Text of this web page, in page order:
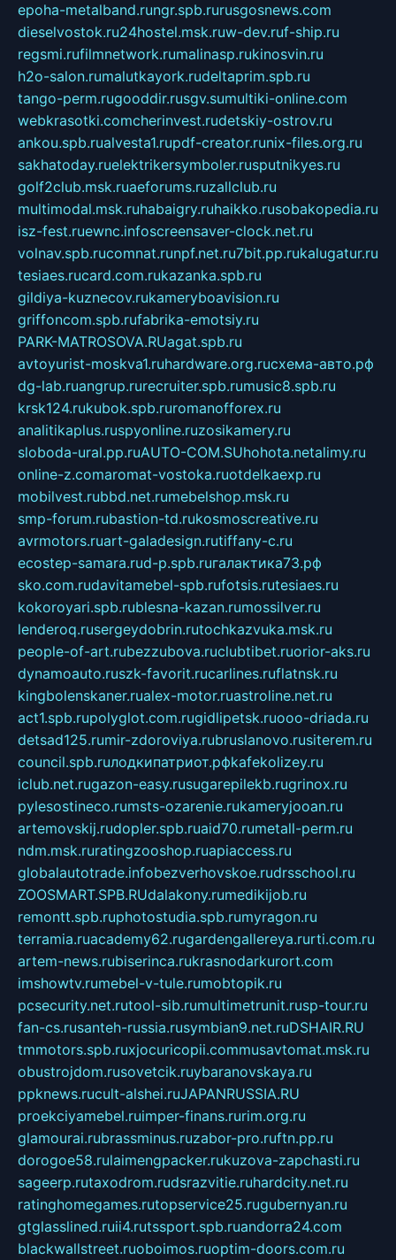
epoha-metalband.rungr.spb.rurusgosnews.com
dieselvostok.ru24hostel.msk.ruw-dev.ruf-ship.ru
regsmi.rufilmnetwork.rumalinasp.rukinosvin.ru
h2o-salon.rumalutkayork.rudeltaprim.spb.ru
tango-perm.rugooddir.rusgv.sumultiki-online.com
webkrasotki.comcherinvest.rudetskiy-ostrov.ru
ankou.spb.rualvesta1.rupdf-creator.runix-files.org.ru
sakhatoday.ruelektrikersymboler.rusputnikyes.ru
golf2club.msk.ruaeforums.ruzallclub.ru
multimodal.msk.ruhabaigry.ruhaikko.rusobakopedia.ru
isz-fest.ruewnc.infoscreensaver-clock.net.ru
volnav.spb.rucomnat.runpf.net.ru7bit.pp.rukalugatur.ru
tesiaes.rucard.com.rukazanka.spb.ru
gildiya-kuznecov.rukameryboavision.ru
griffoncom.spb.rufabrika-emotsiy.ru
PARK-MATROSOVA.RUagat.spb.ru
avtoyurist-moskva1.ruhardware.org.ruсхема-авто.рф
dg-lab.ruangrup.rurecruiter.spb.rumusic8.spb.ru
krsk124.rukubok.spb.ruromanofforex.ru
analitikaplus.ruspyonline.ruzosikamery.ru
sloboda-ural.pp.ruAUTO-COM.SUhohota.netalimy.ru
online-z.comaromat-vostoka.ruotdelkaexp.ru
mobilvest.rubbd.net.rumebelshop.msk.ru
smp-forum.rubastion-td.rukosmoscreative.ru
avrmotors.ruart-galadesign.rutiffany-c.ru
ecostep-samara.rud-p.spb.ruгалактика73.рф
sko.com.rudavitamebel-spb.rufotsis.rutesiaes.ru
kokoroyari.spb.rublesna-kazan.rumossilver.ru
lenderoq.rusergeydobrin.rutochkazvuka.msk.ru
people-of-art.rubezzubova.ruclubtibet.ruorior-aks.ru
dynamoauto.ruszk-favorit.rucarlines.ruflatnsk.ru
kingbolenskaner.rualex-motor.ruastroline.net.ru
act1.spb.rupolyglot.com.rugidlipetsk.ruooo-driada.ru
detsad125.rumir-zdoroviya.rubruslanovo.rusiterem.ru
council.spb.ruлодкипатриот.рфkafekolizey.ru
iclub.net.rugazon-easy.rusugarepilekb.rugrinox.ru
pylesostineco.rumsts-ozarenie.rukameryjooan.ru
artemovskij.rudopler.spb.ruaid70.rumetall-perm.ru
ndm.msk.ruratingzooshop.ruapiaccess.ru
globalautotrade.infobezverhovskoe.rudrsschool.ru
ZOOSMART.SPB.RUdalakony.rumedikijob.ru
remontt.spb.ruphotostudia.spb.rumyragon.ru
terramia.ruacademy62.rugardengallereya.rurti.com.ru
artem-news.rubiserinca.rukrasnodarkurort.com
imshowtv.rumebel-v-tule.rumobtopik.ru
pcsecurity.net.rutool-sib.rumultimetrunit.rusp-tour.ru
fan-cs.rusanteh-russia.rusymbian9.net.ruDSHAIR.RU
tmmotors.spb.ruxjocuricopii.commusavtomat.msk.ru
obustrojdom.rusovetcik.ruybaranovskaya.ru
ppknews.rucult-alshei.ruJAPANRUSSIA.RU
proekciyamebel.ruimper-finans.rurim.org.ru
glamourai.rubrassminus.ruzabor-pro.ruftn.pp.ru
dorogoe58.rulaimengpacker.rukuzova-zapchasti.ru
sageerp.rutaxodrom.rudsrazvitie.ruhardcity.net.ru
ratinghomegames.rutopservice25.rugubernyan.ru
gtglasslined.ruii4.rutssport.spb.ruandorra24.com
blackwallstreet.ruoboimos.ruoptim-doors.com.ru